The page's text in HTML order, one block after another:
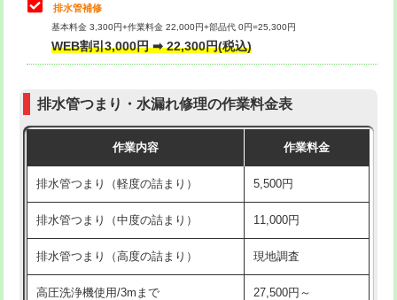
モルタル補修（厚さ10㎝まで）
モルタル補修（厚さ10㎝超え）
追加人工 16,500円
現場見積
※給水管工事は20mmまでの価格です。
式・ワンホール）)
交換・取付(排水栓・排水トラップ
交換・取付（その他部品） 11,000円+材料費
持込商品取付（単水栓） 13,200円
持込商品取付（混合水栓） 16,500円
持込商品取付（浄水器・分岐水栓） 16,500円
給水管工事※（ホール加工) 16,500円
給水管工事※（バンド止め) 3,300円
排水管補修
基本料金 3,300円+作業料金 22,000円+部品代 0円=25,300円
WEB割引3,000円 ➡ 22,300円(税込)
排水管つまり・水漏れ修理の作業料金表
作業内容 作業料金
排水管つまり（軽度の詰まり） 5,500円
排水管つまり（中度の詰まり） 11,000円
排水管つまり（高度の詰まり） 現地調査
高圧洗浄機使用/3mまで
27,500円～